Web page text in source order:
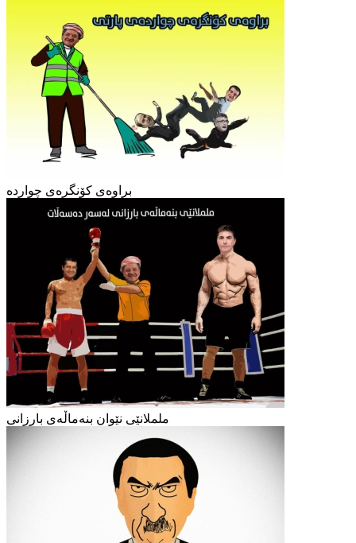
براوەی کۆنگرەی چواردە
ململانێی نێوان بنەماڵەی بارزانی